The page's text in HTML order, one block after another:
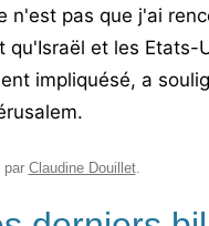
n'est pas que j'ai
qu'Israël et les
impliquésé, a
par Claudine Douillet.